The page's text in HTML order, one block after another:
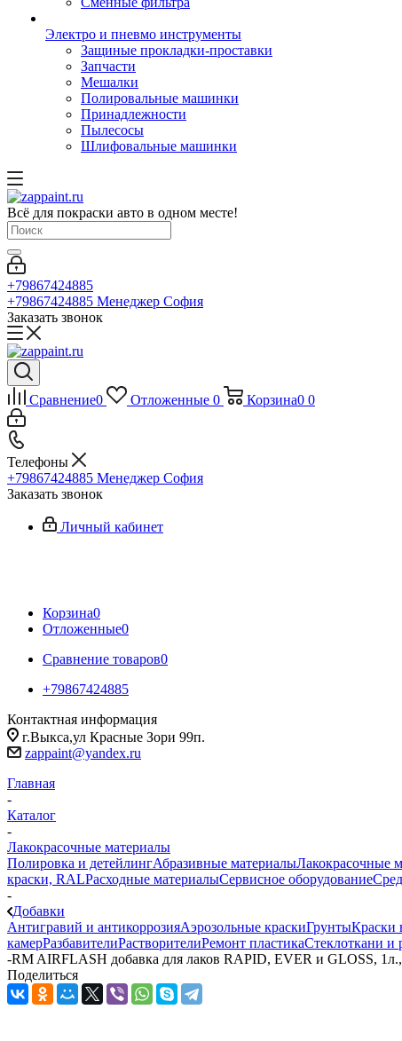
Электро и пневмо инструменты
Защиные прокладки-проставки
Запчасти
Мешалки
Полировальные машинки
Принадлежности
Пылесосы
Шлифовальные машинки
Всё для покраски авто в одном месте!
+79867424885
+79867424885 Менеджер София
Заказать звонок
Сравнение0 Отложенные 0 Корзина0 0
Телефоны
+79867424885 Менеджер София
Заказать звонок
Личный кабинет
Корзина0
Отложенные0
Сравнение товаров0
+79867424885
Контактная информация
г.Выкса,ул Красные Зори 99п.
zappaint@yandex.ru
Главная
-
Каталог
-
Лакокрасочные материалы
Полировка и детейлингАбразивные материалыЛакокрасочные
краски, RALРасходные материалыСервисное оборудование
-
Добавки
Антигравий и антикоррозияАэрозольные краскиГрунтыКраски
камерРазбавителиРастворителиРемонт пластикаСтеклоткани и
-RM AIRFLASH добавка для лаков RAPID, EVER и GLOSS, 1л.,
Поделиться